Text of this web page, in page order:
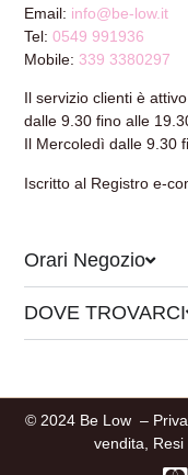
Email: info@be-low.it
Tel:0549 991936
Mobile: 339 3380297
Il servizio clienti è
dalle 9.30 fino alle
Il Mercoledì dalle 9.30
Iscritto al Registro e-
Orari Negozio
DOVE TROVARCI
© 2024 Be Low –
vendita,